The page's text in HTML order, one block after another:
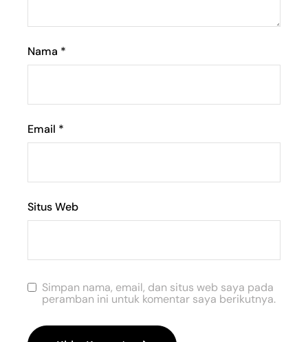
Nama *
Email *
Situs Web
Simpan nama, email, dan situs web saya pada
peramban ini untuk komentar saya berikutnya.